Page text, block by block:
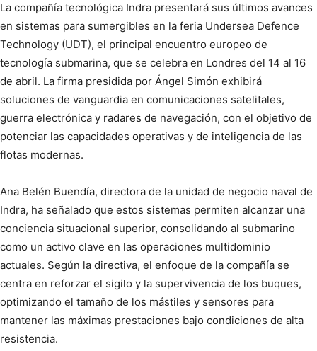
La compañía tecnológica Indra presentará sus últimos avances
en sistemas para sumergibles en la feria Undersea Defence
Technology (UDT), el principal encuentro europeo de
tecnología submarina, que se celebra en Londres del 14 al 16
de abril. La firma presidida por Ángel Simón exhibirá
soluciones de vanguardia en comunicaciones satelitales,
guerra electrónica y radares de navegación, con el objetivo de
potenciar las capacidades operativas y de inteligencia de las
flotas modernas.
Ana Belén Buendía, directora de la unidad de negocio naval de
Indra, ha señalado que estos sistemas permiten alcanzar una
conciencia situacional superior, consolidando al submarino
como un activo clave en las operaciones multidominio
actuales. Según la directiva, el enfoque de la compañía se
centra en reforzar el sigilo y la supervivencia de los buques,
optimizando el tamaño de los mástiles y sensores para
mantener las máximas prestaciones bajo condiciones de alta
resistencia.